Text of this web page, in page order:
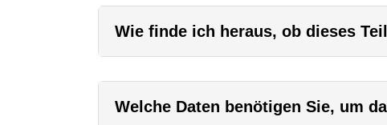
Wie finde ich heraus, ob dieses
Welche Daten benötigen Sie, um